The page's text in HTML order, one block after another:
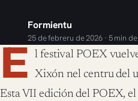
Formientu
25 de febreru de 2026 · 5 min
E l festival POEX
Xixón nel centru del
Esta VII edición del POEX,